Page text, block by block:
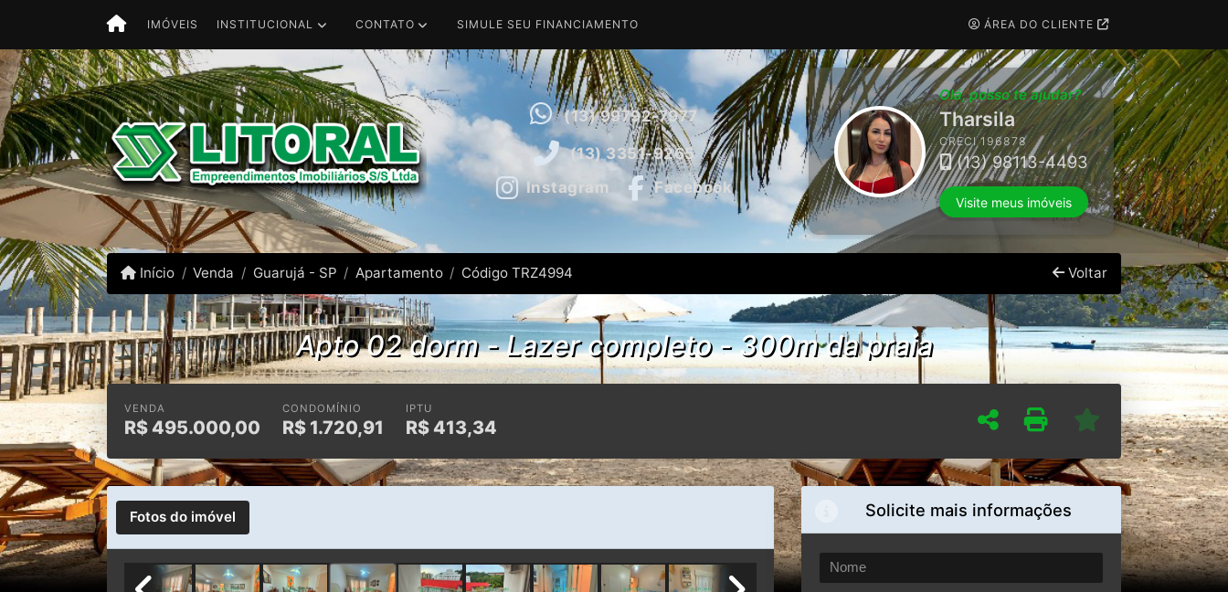
IMÓVEIS INSTITUCIONAL CONTATO SIMULE SEU FINANCIAMENTO ÁREA DO CLIENTE
(13) 99792-7977
(13) 3351-9265
Instagram
Facebook
Olá, posso te ajudar?
Thaise
Visite meus imóveis
Início Venda Guarujá - SP Apartamento
Apto 02 dorm - Lazer completo - 300m da praia
VENDA
R$495.000,00
CONDOMÍNIO
R$1.720,91
IPTU
R$413,34
Fotos do imóvel Solicite mais informações